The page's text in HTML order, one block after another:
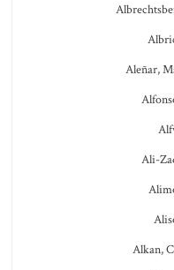
Aleñar,
Ali-
Alkan,